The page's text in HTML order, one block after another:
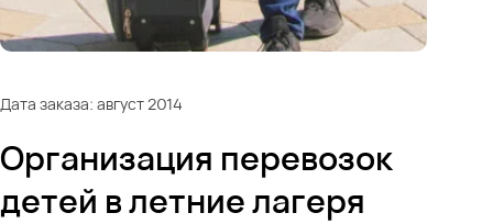
Дата заказа: август 2014
Организация перевозок
детей в летние лагеря